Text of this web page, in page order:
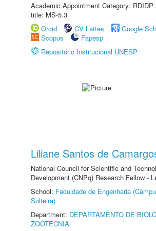
Academic Appointment Category: RDIDP
title: MS-5.3
Orcid
CV Lattes
Google
Scopus
Fapesp
Repositório Institucional UNESP
Liliane Santos de
National Council for Scientific and
Development (CNPq) Research Fellow -
School: Faculdade de Engenharia
Solteira)
Department: DEPARTAMENTO DE
ZOOTECNIA